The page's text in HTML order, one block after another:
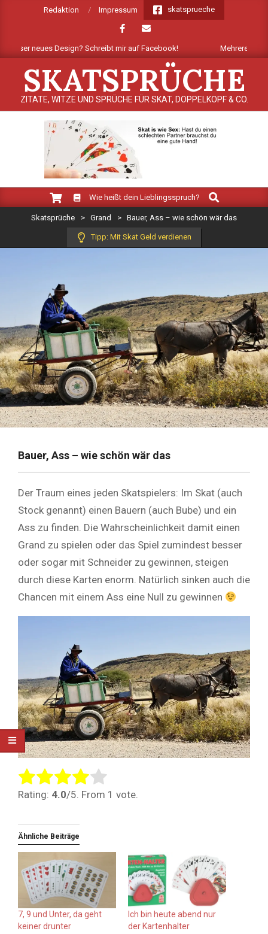
Redaktion Impressum skatsprueche
neues Design? Schreibt mir auf Facebook! Mehrere Dutzend
SKATSPRÜCHE
ZITATE, WITZE UND SPRÜCHE FÜR SKAT, DOPPELKOPF & CO.
Navigation
Wie heißt dein Lieblingsspruch?
Search
Skatsprüche > Grand > Bauer, Ass – wie schön wär das
Tipp: Mit Skat Geld verdienen
Bauer, Ass – wie schön wär das
Der Traum eines jeden Skatspielers: Im Skat (auch
Stock genannt) einen Bauern (auch Bube) und ein
Ass zu finden. Die Wahrscheinlichkeit damit einen
Grand zu spielen oder das Spiel zumindest besser
oder sogar mit Schneider zu gewinnen, steigen
durch diese Karten enorm. Natürlich sinken auch die
Chancen mit einem Ass eine Null zu gewinnen
Rate this item:
Submit Rating
Rating: 4.0/5. From 1 vote.
Ähnliche Beiträge
7, 9 und Unter, da geht
keiner drunter
Ich bin heute abend nur
der Kartenhalter